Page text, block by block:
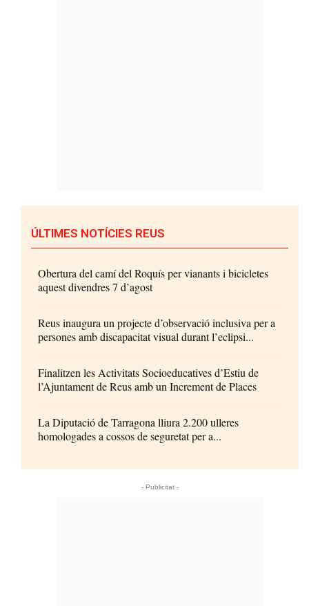
ÚLTIMES NOTÍCIES REUS
Obertura del camí del Roquís per vianants i bicicletes
aquest divendres 7 d’agost
Reus inaugura un projecte d’observació inclusiva per a
persones amb discapacitat visual durant l’eclipsi...
Finalitzen les Activitats Socioeducatives d’Estiu de
l’Ajuntament de Reus amb un Increment de Places
La Diputació de Tarragona lliura 2.200 ulleres
homologades a cossos de seguretat per a...
- Publicitat -